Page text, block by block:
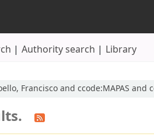
Authority search Library
Francisco and ccode:MAPAS and